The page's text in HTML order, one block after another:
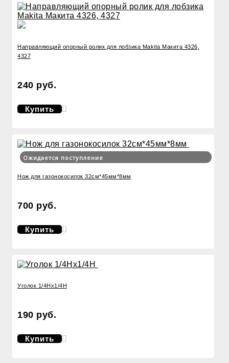
Направляющий опорный ролик для лобзика Makita Макита 4326,
4327
240 руб.
Купить
Ожидается поступление
Нож для газонокосилок 32см*45мм*8мм
700 руб.
Купить
Уголок 1/4Нх1/4Н
190 руб.
Купить